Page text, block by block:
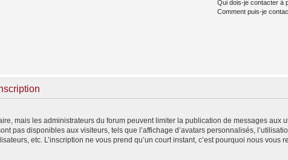
Qui dois-je contacter à
Comment puis-je
mais les administrateurs du forum peuvent limiter la publication de messages
pas disponibles aux visiteurs, tels que l’affichage d’avatars personnalisés,
etc. L’inscription ne vous prend qu’un court instant, c’est pourquoi nous vous